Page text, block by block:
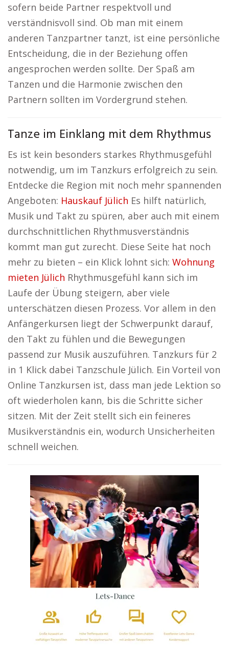
sofern beide Partner respektvoll und
verständnisvoll sind. Ob man mit einem
anderen Tanzpartner tanzt, ist eine persönliche
Entscheidung, die in der Beziehung offen
angesprochen werden sollte. Der Spaß am
Tanzen und die Harmonie zwischen den
Partnern sollten im Vordergrund stehen.
Tanze im Einklang mit dem Rhythmus
Es ist kein besonders starkes Rhythmusgefühl
notwendig, um im Tanzkurs erfolgreich zu sein.
Entdecke die Region mit noch mehr spannenden
Angeboten: Hauskauf Jülich Es hilft natürlich,
Musik und Takt zu spüren, aber auch mit einem
durchschnittlichen Rhythmusverständnis
kommt man gut zurecht. Diese Seite hat noch
mehr zu bieten – ein Klick lohnt sich: Wohnung
mieten Jülich Rhythmusgefühl kann sich im
Laufe der Übung steigern, aber viele
unterschätzen diesen Prozess. Vor allem in den
Anfängerkursen liegt der Schwerpunkt darauf,
den Takt zu fühlen und die Bewegungen
passend zur Musik auszuführen. Tanzkurs für 2
in 1 Klick dabei Tanzschule Jülich. Ein Vorteil von
Online Tanzkursen ist, dass man jede Lektion so
oft wiederholen kann, bis die Schritte sicher
sitzen. Mit der Zeit stellt sich ein feineres
Musikverständnis ein, wodurch Unsicherheiten
schnell weichen.